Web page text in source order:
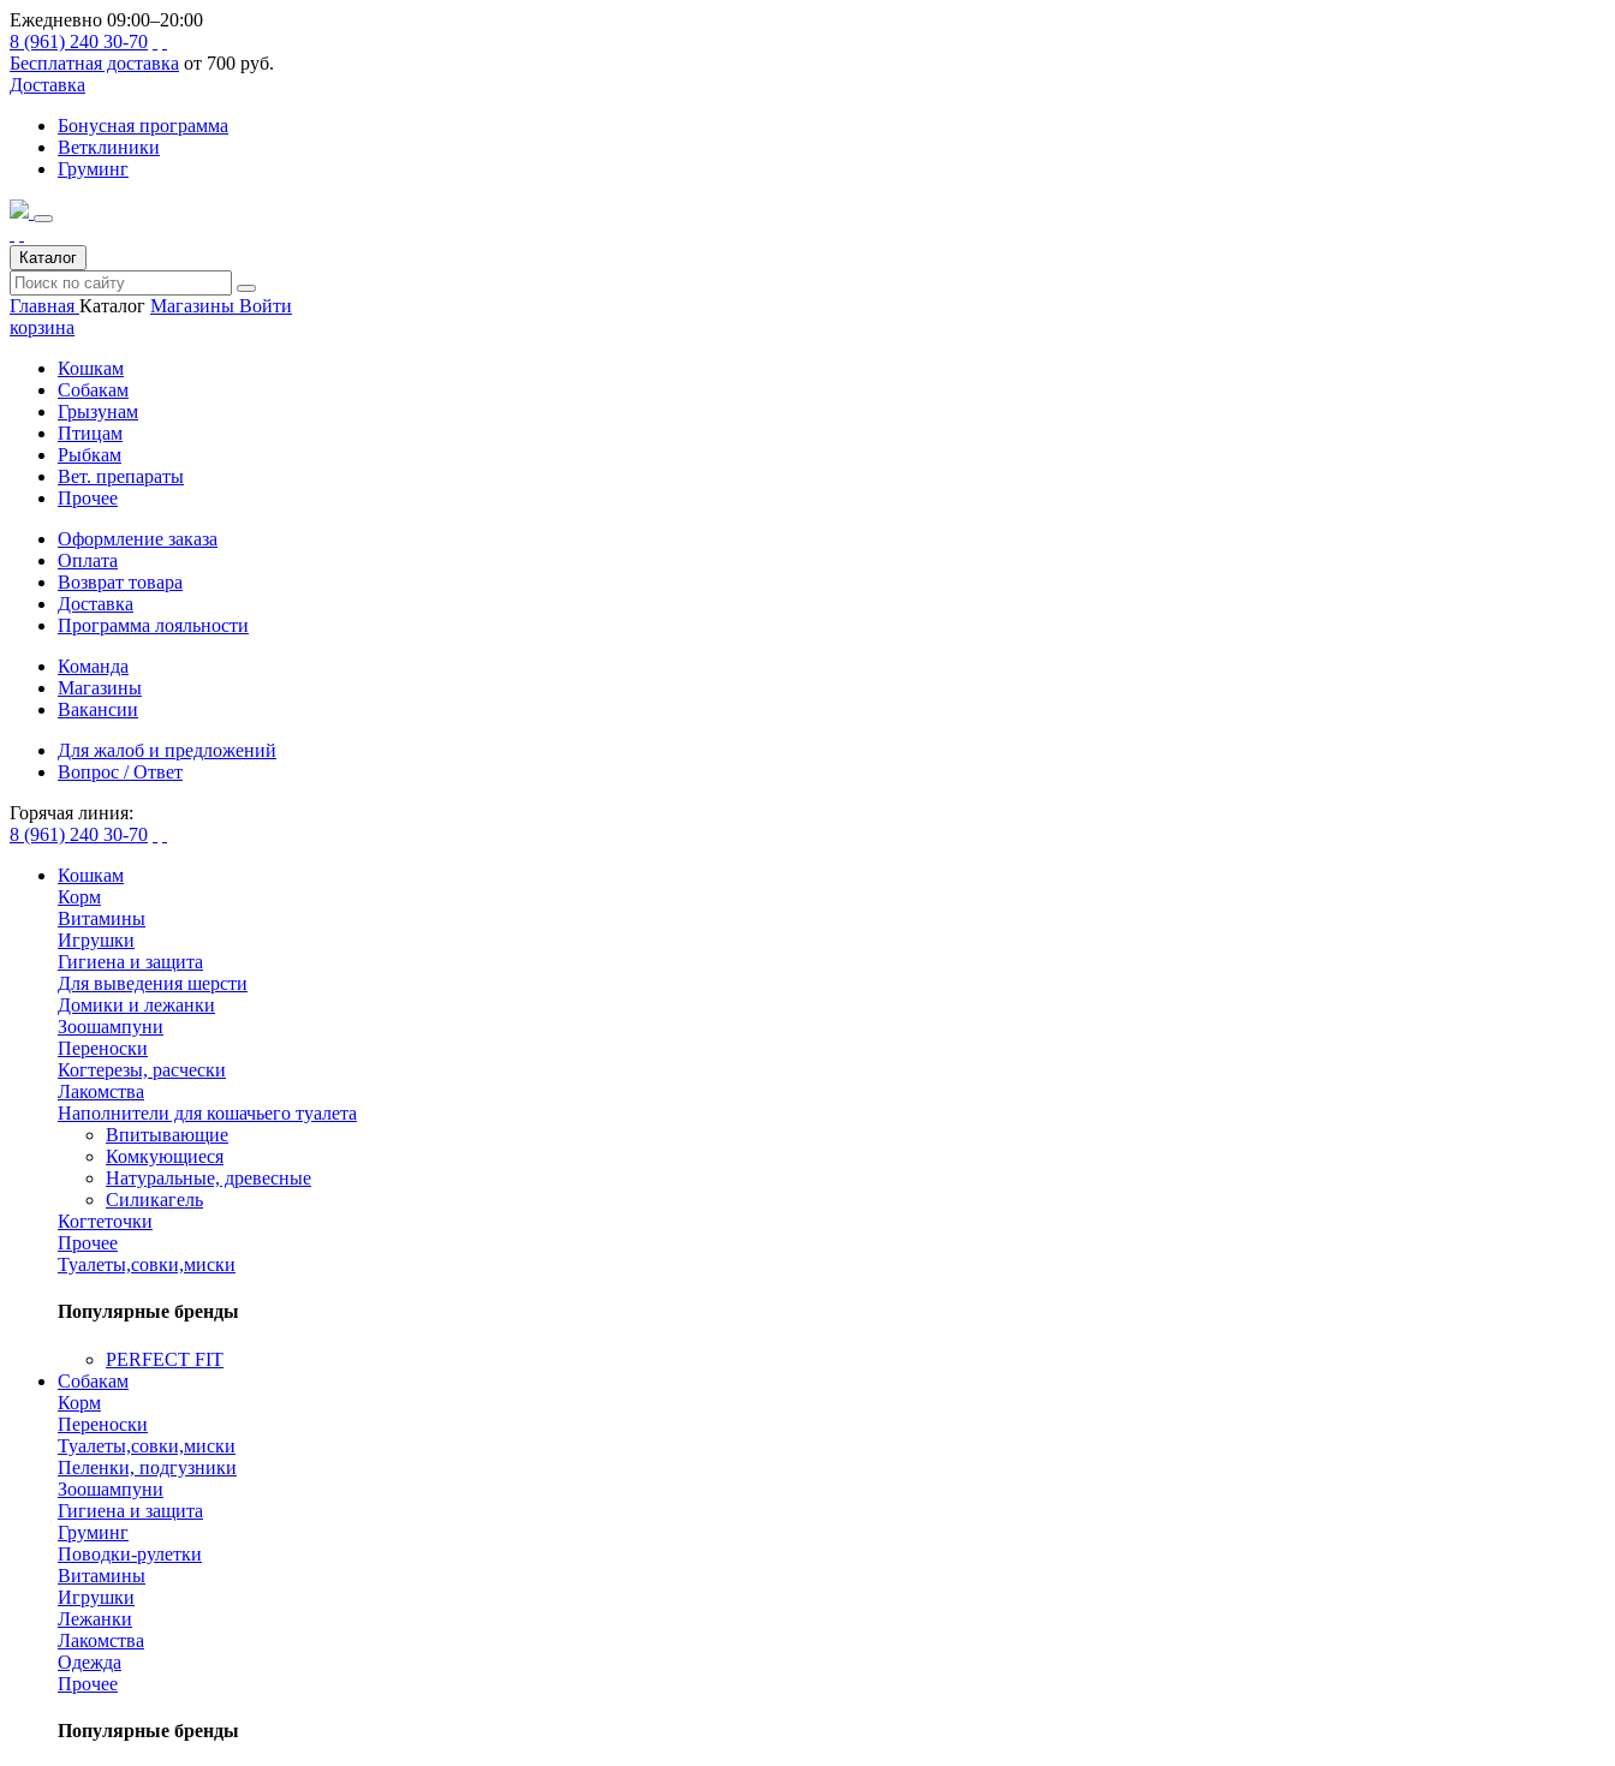
Ежедневно 09:00–20:00
8 (961) 240 30-70
Бесплатная доставка от 700 руб.
Доставка
Бонусная программа
Ветклиники
Груминг
Каталог
Главная Каталог Магазины Войти
корзина
Кошкам
Собакам
Грызунам
Птицам
Рыбкам
Вет. препараты
Прочее
Оформление заказа
Оплата
Возврат товара
Доставка
Программа лояльности
Команда
Магазины
Вакансии
Для жалоб и предложений
Вопрос / Ответ
Горячая линия:
8 (961) 240 30-70
Кошкам
Корм
Витамины
Игрушки
Гигиена и защита
Для выведения шерсти
Домики и лежанки
Зоошампуни
Переноски
Когтерезы, расчески
Лакомства
Наполнители для кошачьего туалета
Впитывающие
Комкующиеся
Натуральные, древесные
Силикагель
Когтеточки
Прочее
Туалеты,совки,миски
Популярные бренды
PERFECT FIT
Собакам
Корм
Переноски
Туалеты,совки,миски
Пеленки, подгузники
Зоошампуни
Гигиена и защита
Груминг
Поводки-рулетки
Витамины
Игрушки
Лежанки
Лакомства
Одежда
Прочее
Популярные бренды